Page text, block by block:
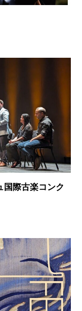
国際古楽コンク